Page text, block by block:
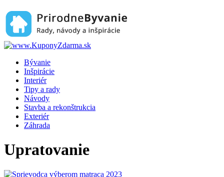
Bývanie
Inšpirácie
Interiér
Tipy a rady
Návody
Stavba a rekonštrukcia
Exteriér
Záhrada
Upratovanie